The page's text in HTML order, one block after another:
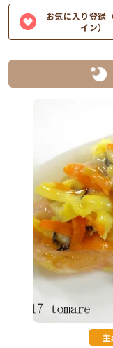
お気に入り登録
イン）
主